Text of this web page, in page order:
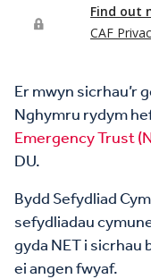
Er mwyn sicrhau’r
Nghymru rydym
Emergency Trust
DU.
Bydd Sefydliad
sefydliadau
gyda NET i sicrhau
ei angen fwyaf.